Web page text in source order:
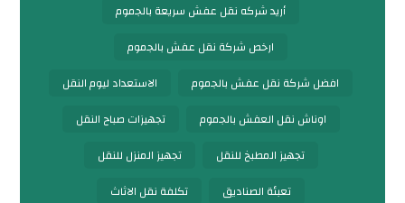
أريد شركه نقل عفش سريعة بالجموم
ارخص شركة نقل عفش بالجموم
افضل شركة نقل عفش بالجموم
الاستعداد ليوم النقل
اوناش نقل العفش بالجموم
تجهيزات صباح النقل
تجهيز المطبخ للنقل
تجهيز المنزل للنقل
تعبئة الصناديق
تكلفة نقل الاثاث